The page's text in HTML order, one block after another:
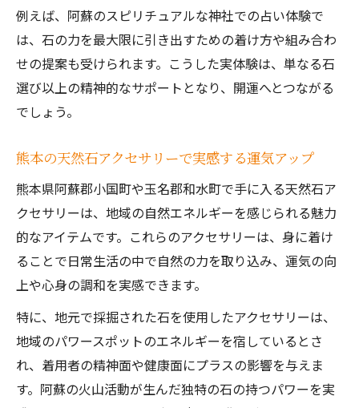
例えば、阿蘇のスピリチュアルな神社での占い体験で
は、石の力を最大限に引き出すための着け方や組み合わ
せの提案も受けられます。こうした実体験は、単なる石
選び以上の精神的なサポートとなり、開運へとつながる
でしょう。
熊本の天然石アクセサリーで実感する運気アップ
熊本県阿蘇郡小国町や玉名郡和水町で手に入る天然石ア
クセサリーは、地域の自然エネルギーを感じられる魅力
的なアイテムです。これらのアクセサリーは、身に着け
ることで日常生活の中で自然の力を取り込み、運気の向
上や心身の調和を実感できます。
特に、地元で採掘された石を使用したアクセサリーは、
地域のパワースポットのエネルギーを宿しているとさ
れ、着用者の精神面や健康面にプラスの影響を与えま
す。阿蘇の火山活動が生んだ独特の石の持つパワーを実